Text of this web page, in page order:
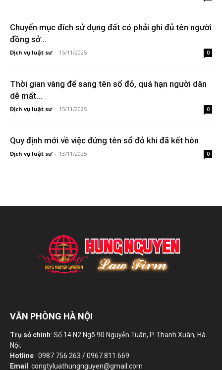
Chuyển mục đích sử dụng đất có phải ghi đủ tên người
đồng sở...
Dịch vụ luật sư - 15/11/2025 0
Thời gian vàng để sang tên sổ đỏ, quá hạn người dân
dễ mất...
Dịch vụ luật sư - 15/11/2025 0
Quy định mới về việc đứng tên sổ đỏ khi đã kết hôn
Dịch vụ luật sư - 13/11/2025 0
VĂN PHÒNG HÀ NỘI
Trụ sở chính: Số 14 N2 Ngõ 90 Nguyễn Tuân, P. Thanh Xuân, Hà
Nội.
Hotline : 0987 756 263 / 0967 811 669
Email : congtyluathungnguyen@gmail.com